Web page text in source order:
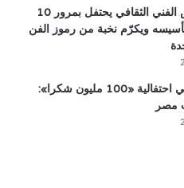
صالون الرياض الفني الثقافي يحتفل بمرور 10
ويكرّم نخبة من رموز الفن
تامر حسني في احتفالية «100 مليون شكرا»:
مصر